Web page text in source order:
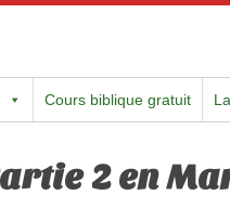
Cours biblique gratuit
2 en